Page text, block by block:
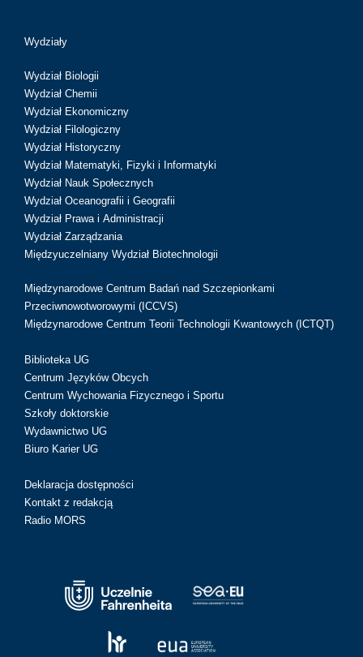
Wydziały
Wydział Biologii
Wydział Chemii
Wydział Ekonomiczny
Wydział Filologiczny
Wydział Historyczny
Wydział Matematyki, Fizyki i Informatyki
Wydział Nauk Społecznych
Wydział Oceanografii i Geografii
Wydział Prawa i Administracji
Wydział Zarządzania
Międzyuczelniany Wydział Biotechnologii
Międzynarodowe Centrum Badań nad Szczepionkami
Przeciwnowotworowymi (ICCVS)
Międzynarodowe Centrum Teorii Technologii Kwantowych (ICTQT)
Biblioteka UG
Centrum Języków Obcych
Centrum Wychowania Fizycznego i Sportu
Szkoły doktorskie
Wydawnictwo UG
Biuro Karier UG
Deklaracja dostępności
Kontakt z redakcją
Radio MORS